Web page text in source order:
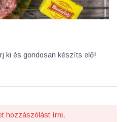
ki és gondosan készíts elő!
hozzászólást írni.